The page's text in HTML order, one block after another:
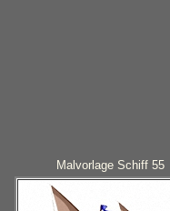
Malvorlage Schiff 55